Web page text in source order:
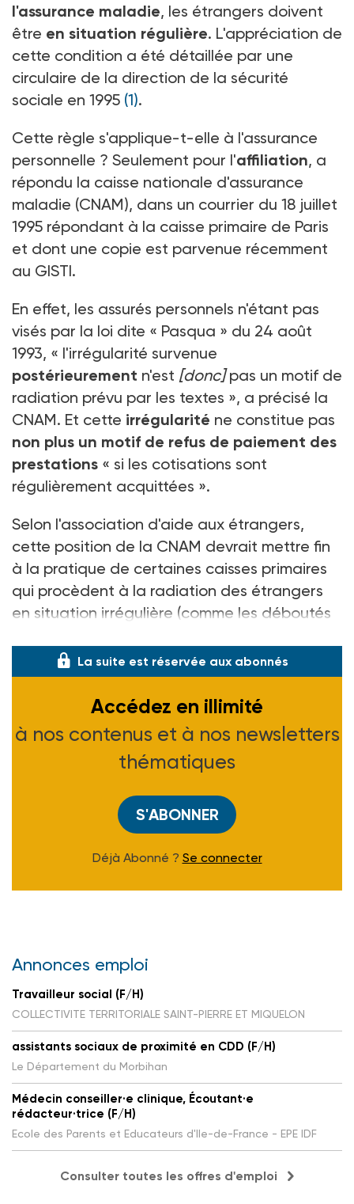
l'assurance maladie, les étrangers doivent
être en situation régulière. L'appréciation de
cette condition a été détaillée par une
circulaire de la direction de la sécurité
sociale en 1995 (1).
Cette règle s'applique-t-elle à l'assurance
personnelle ? Seulement pour l'affiliation, a
répondu la caisse nationale d'assurance
maladie (CNAM), dans un courrier du 18 juillet
1995 répondant à la caisse primaire de Paris
et dont une copie est parvenue récemment
au GISTI.
En effet, les assurés personnels n'étant pas
visés par la loi dite « Pasqua » du 24 août
1993, « l'irrégularité survenue
postérieurement n'est [donc]pas un motif de
radiation prévu par les textes », a précisé la
CNAM. Et cette irrégularité ne constitue pas
non plus un motif de refus de paiement des
prestations « si les cotisations sont
régulièrement acquittées ».
Selon l'association d'aide aux étrangers,
cette position de la CNAM devrait mettre fin
à la pratique de certaines caisses primaires
qui procèdent à la radiation des étrangers
en situation irrégulière (comme les déboutés
La suite est réservée aux abonnés
Accédez en illimité
à nos contenus et à nos newsletters
thématiques
S'ABONNER
Déjà Abonné ? Se connecter
Annonces emploi
Travailleur social (F/H)
COLLECTIVITE TERRITORIALE SAINT-PIERRE ET MIQUELON
assistants sociaux de proximité en CDD (F/H)
Le Département du Morbihan
Médecin conseiller·e clinique, Écoutant·e
rédacteur·trice (F/H)
Ecole des Parents et Educateurs d'Ile-de-France - EPE IDF
Consulter toutes les offres d'emploi